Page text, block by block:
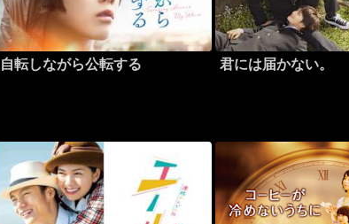
自転しながら公転する 君には届かない。